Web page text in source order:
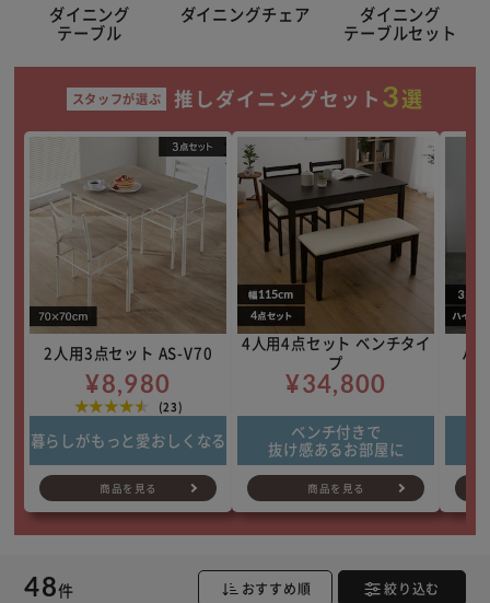
ダイニング
テーブル
ダイニングチェア
ダイニング
テーブルセット
スタッフが選ぶ 推しダイニングセット 3選
2人用3点セット AS-V70
¥8,980
★★★★★ (23)
暮らしがもっと愛おしくなる
商品を見る
4人用4点セット ベンチタイ
プ
¥34,800
ベンチ付きで
抜け感あるお部屋に
商品を見る
ハ
48件 おすすめ順 絞り込む